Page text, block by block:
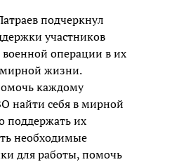
подчеркнул
участников
операции в их
жизни.
каждому
найти себя в мирной
поддержать их
необходимые
для работы, помочь